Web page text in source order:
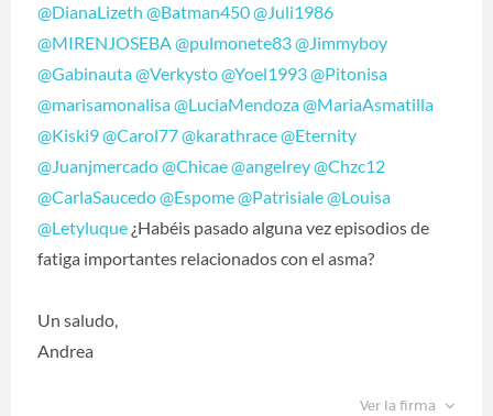
@DianaLizeth @Batman450@Juli1986
@MIRENJOSEBA@pulmonete83@Jimmyboy
@Gabinauta@Verkysto@Yoel1993@Pitonisa
@marisamonalisa@LuciaMendoza@MariaAsmatilla
@Kiski9@Carol77@karathrace@Eternity
@Juanjmercado@Chicae@angelrey@Chzc12
@CarlaSaucedo@Espome@Patrisiale@Louisa
@Letyluque ‍ ¿Habéis pasado alguna vez episodios de
fatiga importantes relacionados con el asma?
Un saludo,
Andrea
Ver la firma